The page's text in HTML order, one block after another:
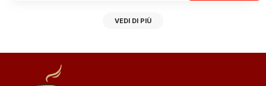
VEDI DI PIÙ